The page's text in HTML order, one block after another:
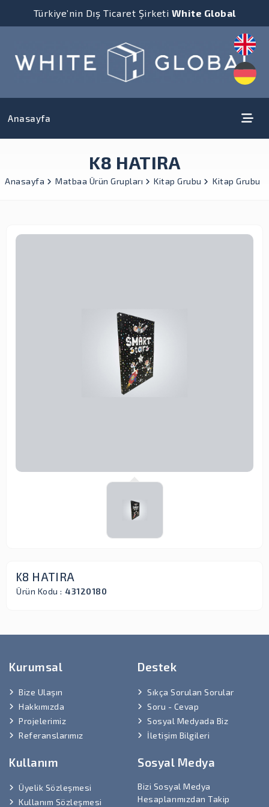
Türkiye’nin Dış Ticaret Şirketi White Global
Anasayfa
K8 HATIRA
Anasayfa Matbaa Ürün Grupları Kitap Grubu Kitap Grubu
K8 HATIRA
Ürün Kodu : 43120180
Kurumsal
Bize Ulaşın
Hakkımızda
Projelerimiz
Referanslarımız
Destek
Sıkça Sorulan Sorular
Soru - Cevap
Sosyal Medyada Biz
İletişim Bilgileri
Kullanım
Üyelik Sözleşmesi
Kullanım Sözleşmesi
Sosyal Medya
Bizi Sosyal Medya
Hesaplarımızdan Takip